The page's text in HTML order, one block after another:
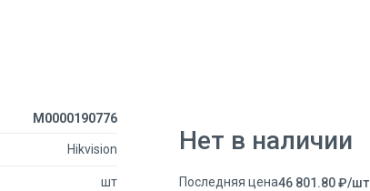
М0000190776
Hikvision
шт
Нет в наличии
Последняя цена46 801.80₽/шт